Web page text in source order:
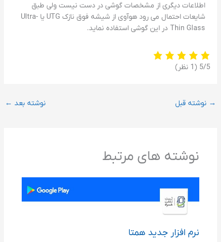
اطلاعات دیگری از مشخصات گوشی در دست نیست ولی طبق
شایعات احتمال می رود هوآوی از شیشه فوق نازک UTG یا Ultra-
Thin Glass در این گوشی استفاده نماید.
‫5/5 ‫(1 نظر)
→ نوشته قبل نوشته بعد ←
نوشته های مرتبط
نرم افزار جدید همتا